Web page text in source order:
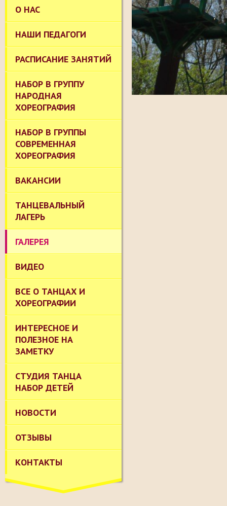
О НАС
НАШИ ПЕДАГОГИ
РАСПИСАНИЕ ЗАНЯТИЙ
НАБОР В ГРУППУ
НАРОДНАЯ
ХОРЕОГРАФИЯ
НАБОР В ГРУППЫ
СОВРЕМЕННАЯ
ХОРЕОГРАФИЯ
ВАКАНСИИ
ТАНЦЕВАЛЬНЫЙ
ЛАГЕРЬ
ГАЛЕРЕЯ
ВИДЕО
ВСЕ О ТАНЦАХ И
ХОРЕОГРАФИИ
ИНТЕРЕСНОЕ И
ПОЛЕЗНОЕ НА
ЗАМЕТКУ
СТУДИЯ ТАНЦА
НАБОР ДЕТЕЙ
НОВОСТИ
ОТЗЫВЫ
КОНТАКТЫ